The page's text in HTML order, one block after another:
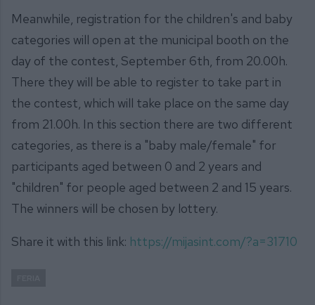
Meanwhile, registration for the children's and baby
categories will open at the municipal booth on the
day of the contest, September 6th, from 20.00h.
There they will be able to register to take part in
the contest, which will take place on the same day
from 21.00h. In this section there are two different
categories, as there is a "baby male/female" for
participants aged between 0 and 2 years and
"children" for people aged between 2 and 15 years.
The winners will be chosen by lottery.
Share it with this link: https://mijasint.com/?a=31710